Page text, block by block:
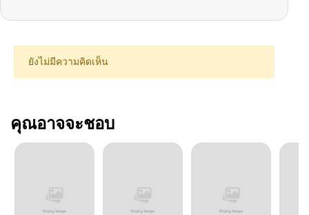
ยังไม่มีความคิดเห็น
คุณอาจจะชอบ